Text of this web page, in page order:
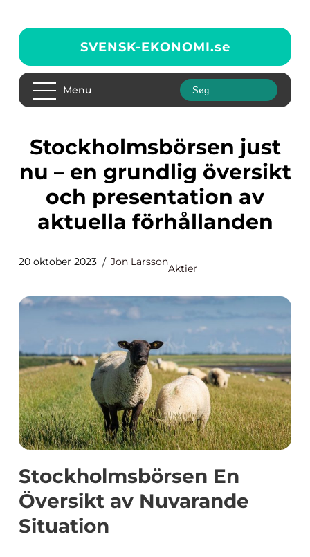
SVENSK-EKONOMI.se
Menu
Stockholmsbörsen just
nu – en grundlig översikt
och presentation av
aktuella förhållanden
20 oktober 2023 Jon Larsson
Aktier
Stockholmsbörsen En
Översikt av Nuvarande
Situation